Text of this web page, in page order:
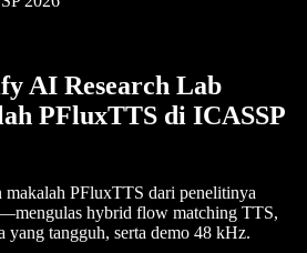
AI Research Lab
PFluxTTS di ICASSP
makalah PFluxTTS dari penelitinya
hybrid flow matching TTS,
yang tangguh, serta demo 48 kHz.